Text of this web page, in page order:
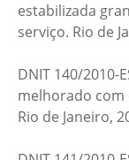
estabilizada
serviço. Rio de
DNIT 140/2010-
melhorado com
Rio de Janeiro,